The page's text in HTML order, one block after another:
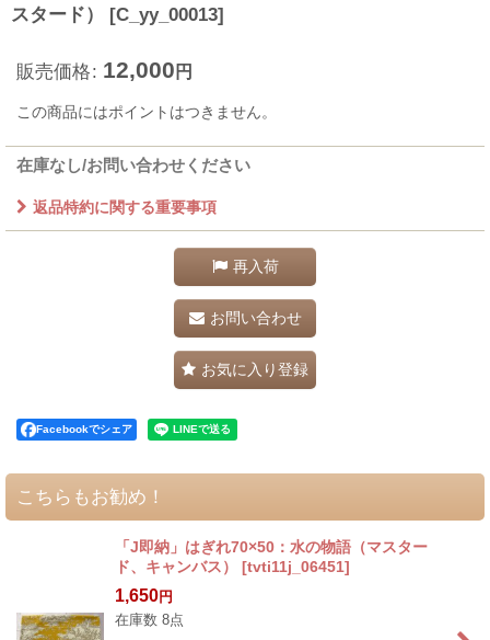
スタード） [C_yy_00013]
販売価格: 12,000 円
この商品にはポイントはつきません。
在庫なし/お問い合わせください
返品特約に関する重要事項
再入荷
お問い合わせ
お気に入り登録
Facebookでシェア
こちらもお勧め！
「J即納」はぎれ70×50：水の物語（マスター
ド、キャンバス）
[tvti11j_06451]
1,650円
在庫数 8点